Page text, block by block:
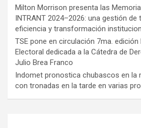
Milton Morrison presenta las
INTRANT 2024–2026: una gestión de
eficiencia y transformación
TSE pone en circulación 7ma.
Electoral dedicada a la Cátedra de
Julio Brea Franco
Indomet pronostica chubascos en la
con tronadas en la tarde en varias